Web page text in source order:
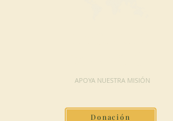
APOYA NUESTRA MISIÓN
Donación